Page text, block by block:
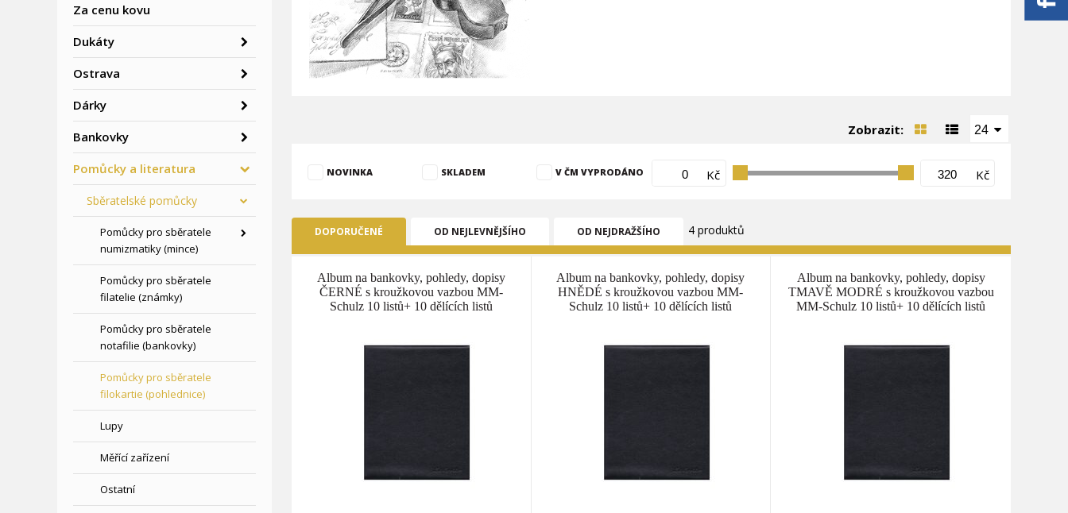
Za cenu kovu
Dukáty
Ostrava
Dárky
Bankovky
Pomůcky a literatura
Sběratelské pomůcky
Pomůcky pro sběratele
numizmatiky (mince)
Pomůcky pro sběratele
filatelie (známky)
Pomůcky pro sběratele
notafilie (bankovky)
Pomůcky pro sběratele
filokartie (pohlednice)
Lupy
Měřící zařízení
Ostatní
Zobrazit: 24
NOVINKA SKLADEM V ČM VYPRODÁNO Kč Kč
DOPORUČENÉ OD NEJLEVNĚJŠÍHO OD NEJDRAŽŠÍHO 4 produktů
Album na bankovky, pohledy, dopisy
ČERNÉ s kroužkovou vazbou MM-
Schulz 10 listů+ 10 dělících listů
Album na bankovky, pohledy, dopisy
HNĚDÉ s kroužkovou vazbou MM-
Schulz 10 listů+ 10 dělících listů
Album na bankovky, pohledy, dopisy
TMAVĚ MODRÉ s kroužkovou vazbou
MM-Schulz 10 listů+ 10 dělících listů